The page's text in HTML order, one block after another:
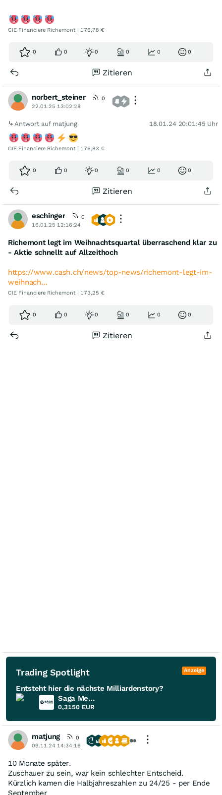
CIE Financiere Richemont | 176,78 €
0 0 0 0 0 0
Zitieren
norbert_steiner
0
22.01.25 13:02:28
Antwort auf matjung 18.01.24 20:01:45 Uhr
CIE Financiere Richemont | 176,83 €
0 0 0 0 0 0
Zitieren
eschinger
0
16.01.25 12:16:24
Richemont legt im Weihnachtsquartal überraschend klar zu
- Aktie schnellt auf Allzeithoch
https://www.cash.ch/news/top-news/richemont-legt-im-
weihnach…
CIE Financiere Richemont | 173,25 €
0 0 0 0 0 0
Zitieren
Trading Spotlight Anzeige
Entsteht hier die nächste Milliardenstory?
Saga Metals
0,3150 EUR
matjung
0
09.11.24 14:34:16
10 Monate später.
Zuschauer zu sein, war kein schlechter Entscheid.
Kürzlich kamen die Halbjahreszahlen zu 24/25 - per Ende
September